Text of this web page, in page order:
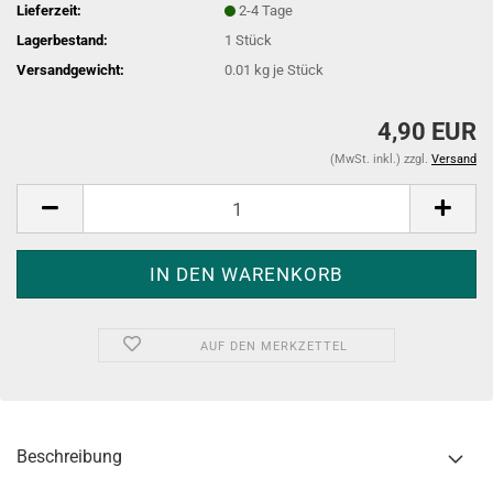
Lieferzeit:
2-4 Tage
Lagerbestand:
1Stück
Versandgewicht:
0.01 kg je Stück
4,90 EUR
(MwSt. inkl.) zzgl. Versand
AUF DEN MERKZETTEL
Beschreibung